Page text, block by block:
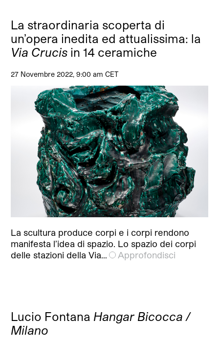
La straordinaria scoperta di
un’opera inedita ed attualissima: la
Via Crucis in 14 ceramiche
27 Novembre 2022, 9:00 am CET
La scultura produce corpi e i corpi rendono
manifesta l’idea di spazio. Lo spazio dei corpi
delle stazioni della Via…
Approfondisci
Lucio Fontana Hangar Bicocca /
Milano